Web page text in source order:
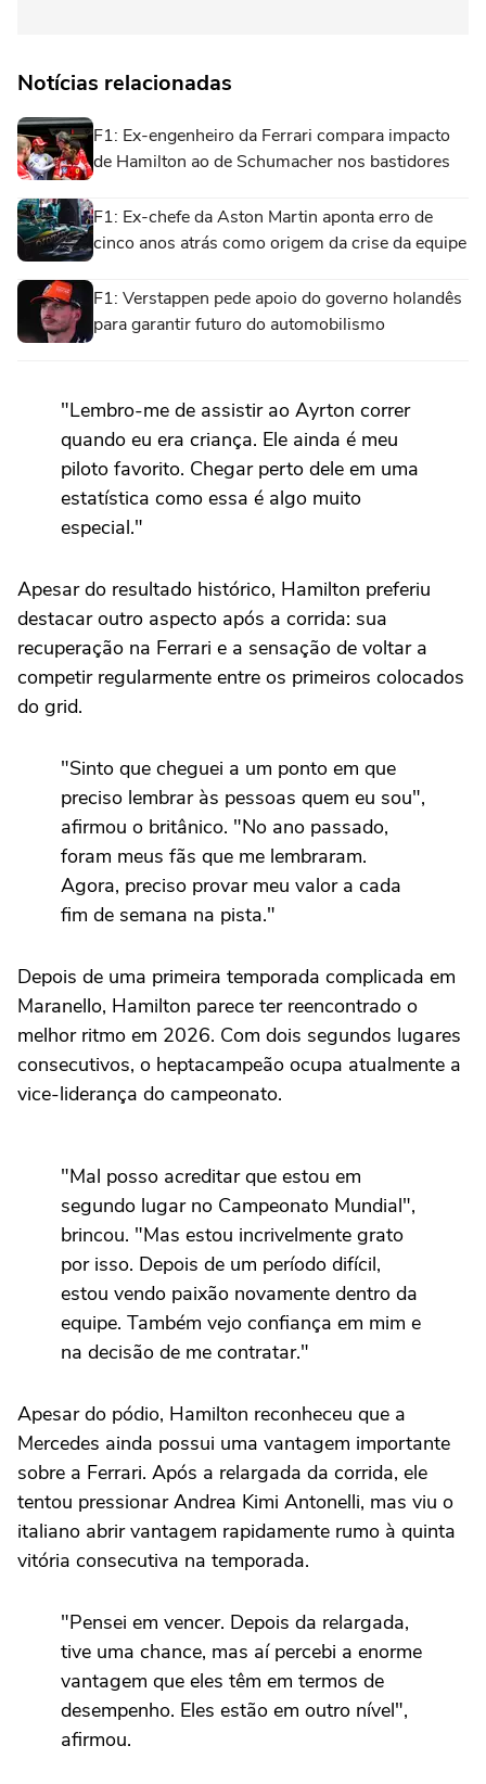
Notícias relacionadas
F1: Ex-engenheiro da Ferrari compara impacto
de Hamilton ao de Schumacher nos bastidores
F1: Ex-chefe da Aston Martin aponta erro de
cinco anos atrás como origem da crise da equipe
F1: Verstappen pede apoio do governo holandês
para garantir futuro do automobilismo
"Lembro-me de assistir ao Ayrton correr
quando eu era criança. Ele ainda é meu
piloto favorito. Chegar perto dele em uma
estatística como essa é algo muito
especial."
Apesar do resultado histórico, Hamilton preferiu
destacar outro aspecto após a corrida: sua
recuperação na Ferrari e a sensação de voltar a
competir regularmente entre os primeiros colocados
do grid.
"Sinto que cheguei a um ponto em que
preciso lembrar às pessoas quem eu sou",
afirmou o britânico. "No ano passado,
foram meus fãs que me lembraram.
Agora, preciso provar meu valor a cada
fim de semana na pista."
Depois de uma primeira temporada complicada em
Maranello, Hamilton parece ter reencontrado o
melhor ritmo em 2026. Com dois segundos lugares
consecutivos, o heptacampeão ocupa atualmente a
vice-liderança do campeonato.
"Mal posso acreditar que estou em
segundo lugar no Campeonato Mundial",
brincou. "Mas estou incrivelmente grato
por isso. Depois de um período difícil,
estou vendo paixão novamente dentro da
equipe. Também vejo confiança em mim e
na decisão de me contratar."
Apesar do pódio, Hamilton reconheceu que a
Mercedes ainda possui uma vantagem importante
sobre a Ferrari. Após a relargada da corrida, ele
tentou pressionar Andrea Kimi Antonelli, mas viu o
italiano abrir vantagem rapidamente rumo à quinta
vitória consecutiva na temporada.
"Pensei em vencer. Depois da relargada,
tive uma chance, mas aí percebi a enorme
vantagem que eles têm em termos de
desempenho. Eles estão em outro nível",
afirmou.